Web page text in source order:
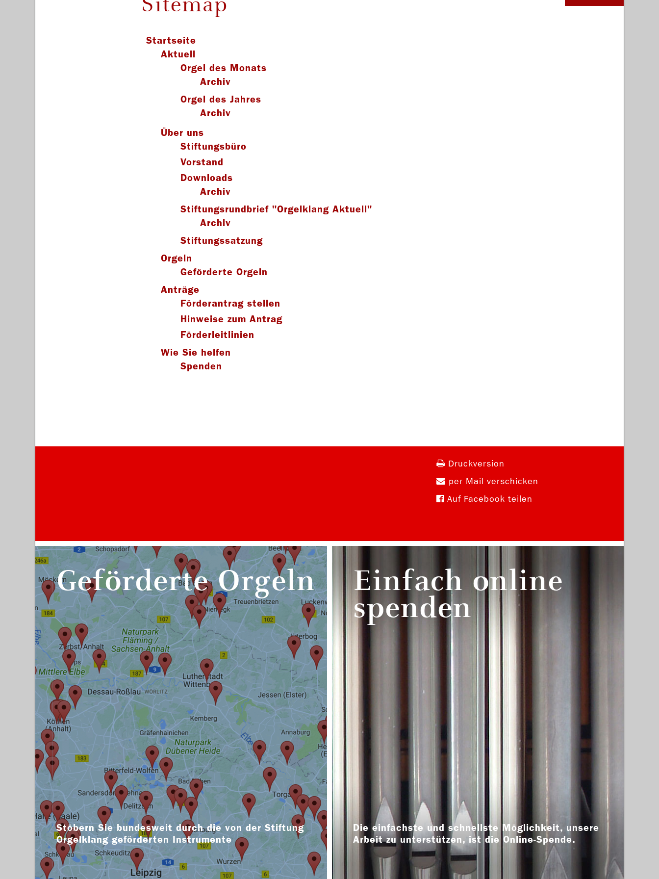
Startseite
Aktuell
Orgel des Monats
Archiv
Orgel des Jahres
Archiv
Über uns
Stiftungsbüro
Vorstand
Downloads
Archiv
Stiftungsrundbrief "Orgelklang Aktuell"
Archiv
Stiftungssatzung
Orgeln
Geförderte Orgeln
Anträge
Förderantrag stellen
Hinweise zum Antrag
Förderleitlinien
Wie Sie helfen
Spenden
Druckversion
per Mail verschicken
Auf Facebook teilen
Geförderte Orgeln
Stöbern Sie bundesweit durch die von der Stiftung
Orgelklang geförderten Instrumente
Einfach online
spenden
Die einfachste und schnellste Möglichkeit, unsere
Arbeit zu unterstützen, ist die Online-Spende.